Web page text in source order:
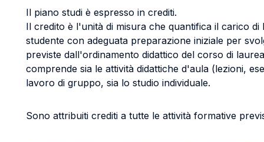
Il piano studi è espresso in crediti.
Il credito è l'unità di misura che quantifica il carico
studente con adeguata preparazione iniziale per
previste dall'ordinamento didattico del corso di
comprende sia le attività didattiche d'aula (lezioni,
lavoro di gruppo, sia lo studio individuale.
Sono attribuiti crediti a tutte le attività formative